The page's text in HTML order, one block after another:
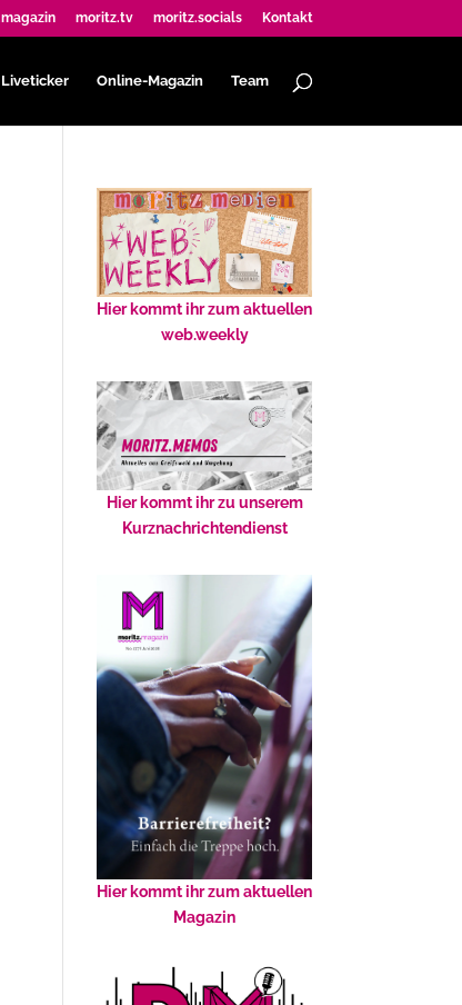
moritz.tv moritz.socials Kontakt
Liveticker Online-Magazin Team
Hier kommt ihr zum aktuellen
web.weekly
Hier kommt ihr zu unserem
Kurznachrichtendienst
Hier kommt ihr zum aktuellen
Magazin